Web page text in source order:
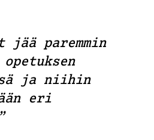
jää paremmin
ja niihin
eri